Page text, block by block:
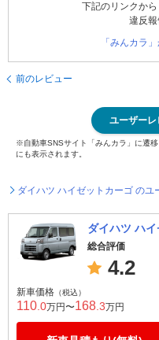
下記のリンクから
違反報
「みんカラ
前のレビュー
ユーザーレ
※自動車SNSサイト「みんカラ」に遷
にも表示されます。
ダイハツ ハイゼットカーゴ の
ダイハツ ハ
総合評価
4.2
新車価格 （税込）
110 .0万円〜168 .3万円